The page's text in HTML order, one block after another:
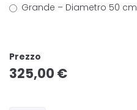
Grande – Diametro 50 cm
Prezzo
325,00 €